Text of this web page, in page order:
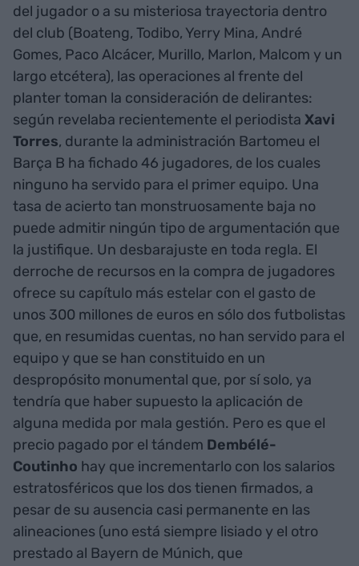
del jugador o a su misteriosa trayectoria dentro
del club (Boateng, Todibo, Yerry Mina, André
Gomes, Paco Alcácer, Murillo, Marlon, Malcom y un
largo etcétera), las operaciones al frente del
planter toman la consideración de delirantes:
según revelaba recientemente el periodista Xavi
Torres, durante la administración Bartomeu el
Barça B ha fichado 46 jugadores, de los cuales
ninguno ha servido para el primer equipo. Una
tasa de acierto tan monstruosamente baja no
puede admitir ningún tipo de argumentación que
la justifique. Un desbarajuste en toda regla. El
derroche de recursos en la compra de jugadores
ofrece su capítulo más estelar con el gasto de
unos 300 millones de euros en sólo dos futbolistas
que, en resumidas cuentas, no han servido para el
equipo y que se han constituido en un
despropósito monumental que, por sí solo, ya
tendría que haber supuesto la aplicación de
alguna medida por mala gestión. Pero es que el
precio pagado por el tándem Dembélé-
Coutinho hay que incrementarlo con los salarios
estratosféricos que los dos tienen firmados, a
pesar de su ausencia casi permanente en las
alineaciones (uno está siempre lisiado y el otro
prestado al Bayern de Múnich, que